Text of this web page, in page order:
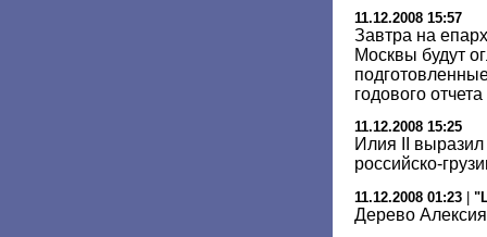
11.12.2008 15:57
Завтра на
Москвы будут
годового отчета
11.12.2008 15:25
Илия II
российско-
11.12.2008 01:23 |
Дерево